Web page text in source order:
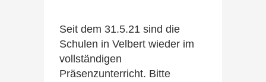
Seit dem 31.5.21 sind die
Schulen in Velbert wieder im
vollständigen
Präsenzunterricht. Bitte